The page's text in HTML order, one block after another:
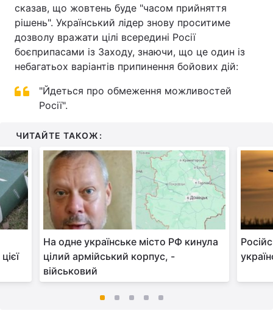
сказав, що жовтень буде "часом прийняття
рішень". Український лідер знову проситиме
дозволу вражати цілі всередині Росії
боєприпасами із Заходу, знаючи, що це один із
небагатьох варіантів припинення бойових дій:
"Йдеться про обмеження можливостей
Росії".
ЧИТАЙТЕ ТАКОЖ:
На одне українське місто РФ кинула
цілий армійський корпус, -
військовий